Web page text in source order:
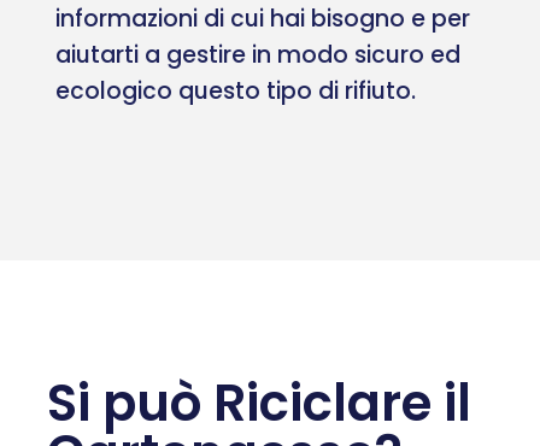
informazioni di cui hai bisogno e per
aiutarti a gestire in modo sicuro ed
ecologico questo tipo di rifiuto.
Si può Riciclare il